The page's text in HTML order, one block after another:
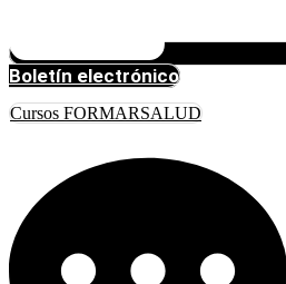
Boletín electrónico
Cursos FORMARSALUD